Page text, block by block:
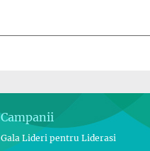
Campanii
Gala Lideri pentru Liderasi